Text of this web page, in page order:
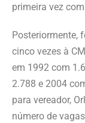
primeira vez
Posteriormente,
cinco vezes à
em 1992 com
2.788 e 2004
para vereador,
número de